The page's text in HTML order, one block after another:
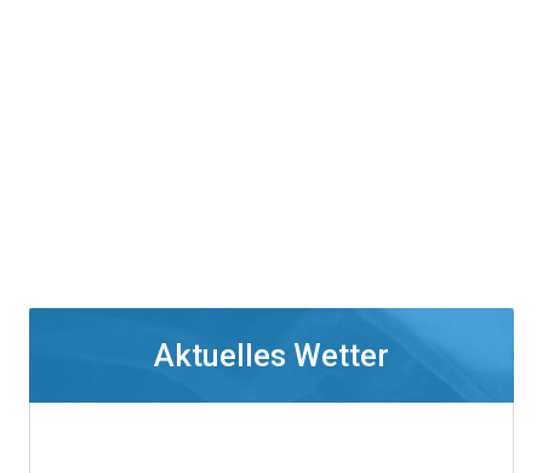
Aktuelles Wetter